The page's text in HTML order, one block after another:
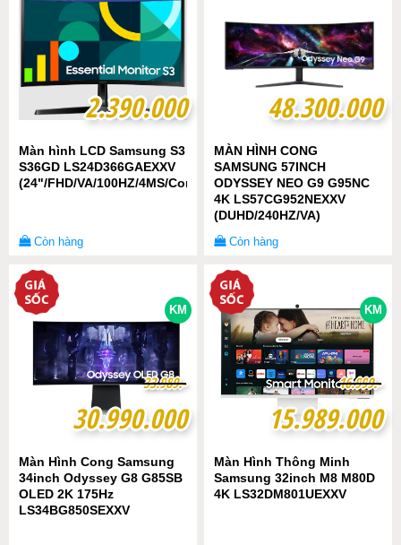
2.390.000
2.390.000
Màn hình LCD Samsung S3
S36GD LS24D366GAEXXV
(24"/FHD/VA/100HZ/4MS/Cong)
Còn hàng
48.300.000
48.300.000
MÀN HÌNH CONG
SAMSUNG 57INCH
ODYSSEY NEO G9 G95NC
4K LS57CG952NEXXV
(DUHD/240HZ/VA)
Còn hàng
KM
30.990.000
30.990.000
33.989.-
33.989.-
Màn Hình Cong Samsung
34inch Odyssey G8 G85SB
OLED 2K 175Hz
LS34BG850SEXXV
KM
15.989.000
15.989.000
16.999.-
16.999.-
Màn Hình Thông Minh
Samsung 32inch M8 M80D
4K LS32DM801UEXXV